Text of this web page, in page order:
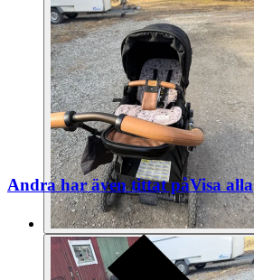
Andra har även tittat påVisa alla